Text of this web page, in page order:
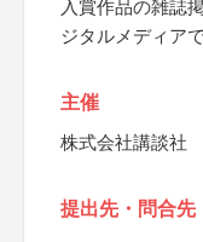
入賞作品の雑誌
ジタルメディア
主催
株式会社講談社
提出先・問合先